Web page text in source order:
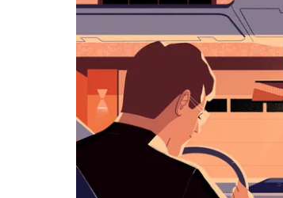
可
用
選
擇
期。